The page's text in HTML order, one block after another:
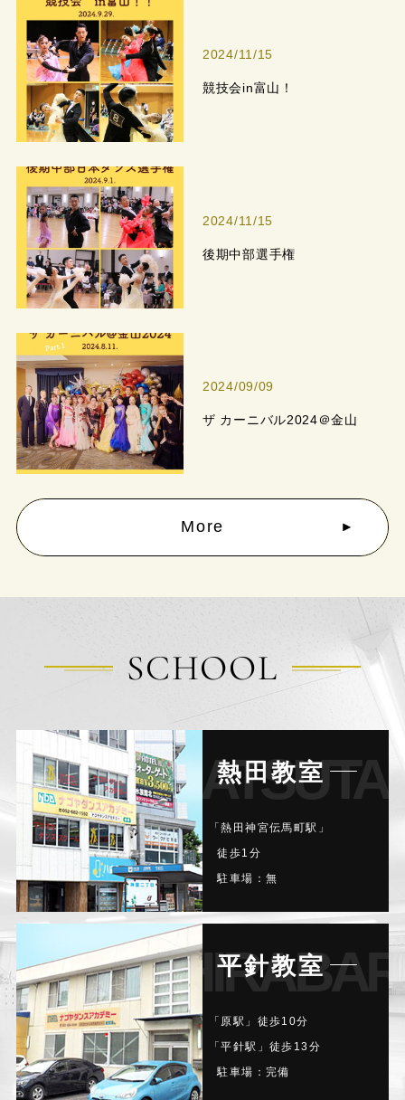
2024/11/15
競技会in富山！
2024/11/15
後期中部選手権
2024/09/09
ザ カーニバル2024＠金山
More
SCHOOL
熱田教室
ATSUTA
「熱田神宮伝馬町駅」
徒歩1分
駐車場：無
平針教室
「原駅」徒歩10分
「平針駅」徒歩13分
駐車場：完備